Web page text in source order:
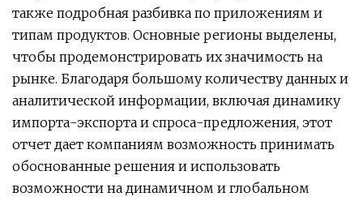
также подробная разбивка по приложениям и
типам продуктов. Основные регионы выделены,
чтобы продемонстрировать их значимость на
рынке. Благодаря большому количеству данных и
аналитической информации, включая динамику
импорта-экспорта и спроса-предложения, этот
отчет дает компаниям возможность принимать
обоснованные решения и использовать
возможности на динамичном и глобальном